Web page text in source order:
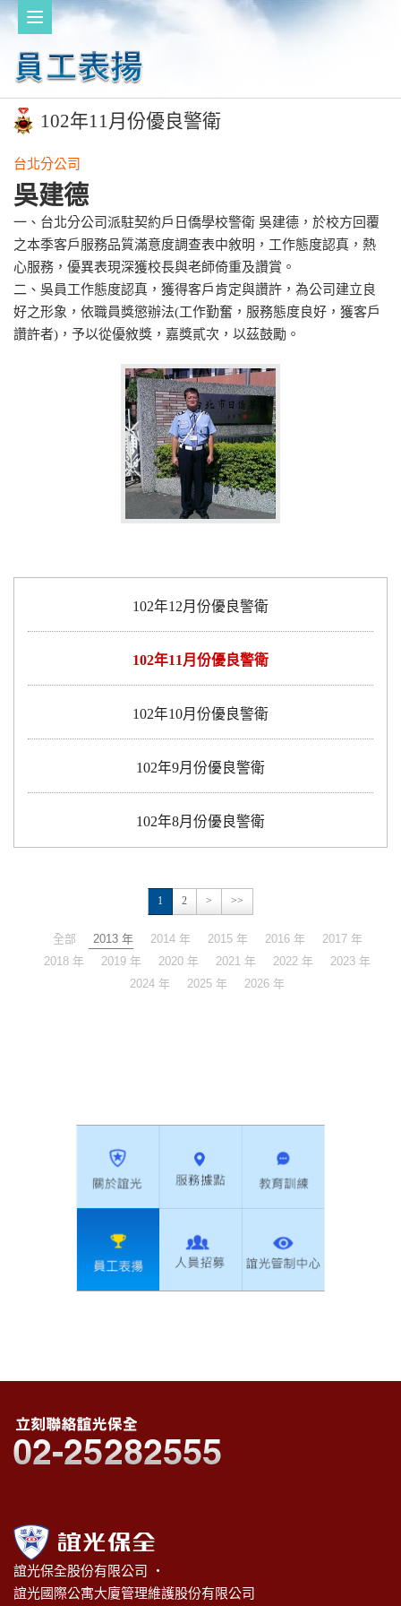
102年12月份優良警衛
102年11月份優良警衛
102年10月份優良警衛
102年9月份優良警衛
102年8月份優良警衛
1 2 > >>
全部 2013 年 2014 年 2015 年 2016 年
2017 年
2018 年
2019 年 2020 年 2021 年 2022 年
2023 年
2024 年
2025 年 2026 年
102年11月份優良警衛
台北分公司
吳建德
一、台北分公司派駐契約戶日僑學校警衛 吳建德，於校方回覆
之本季客戶服務品質滿意度調查表中敘明，工作態度認真，熱
心服務，優異表現深獲校長與老師倚重及讚賞。
二、吳員工作態度認真，獲得客戶肯定與讚許，為公司建立良
好之形象，依職員獎懲辦法(工作勤奮，服務態度良好，獲客戶
讚許者)，予以從優敘獎，嘉獎貳次，以茲鼓勵。
誼光保全股份有限公司 ‧
誼光國際公寓大廈管理維護股份有限公司